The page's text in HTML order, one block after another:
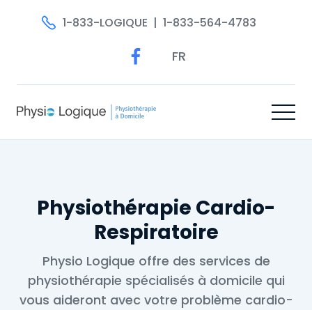
1-833-LOGIQUE | 1-833-564-4783
FR
Physiothérapie Cardio-
Respiratoire
Physio Logique offre des services de
physiothérapie spécialisés à domicile qui
vous aideront avec votre problème cardio-